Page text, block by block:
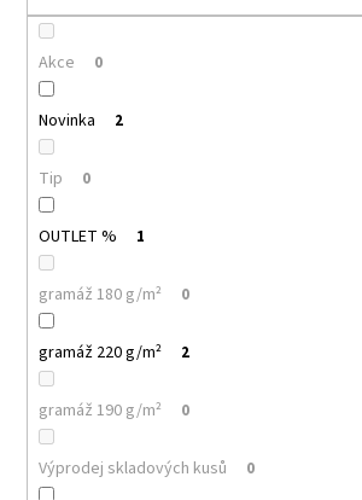
Akce 0
Novinka 2
Tip 0
OUTLET % 1
gramáž 180 g/m² 0
gramáž 220 g/m² 2
gramáž 190 g/m² 0
Výprodej skladových kusů 0
m
MALFINI
CLASSIC
NEW
132
PÁNSKÉ
TRIČKO,
100%
BAVLNA,
MODERNÍ
STŘIH,
BESTSELLER
PRO
POTISK